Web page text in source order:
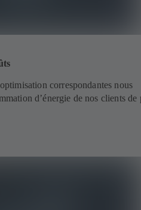
correspondantes nous
d’énergie de nos clients de